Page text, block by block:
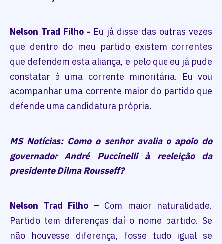
Nelson Trad Filho - Eu já disse das outras vezes
que dentro do meu partido existem correntes
que defendem esta aliança, e pelo que eu já pude
constatar é uma corrente minoritária. Eu vou
acompanhar uma corrente maior do partido que
defende uma candidatura própria.
MS Notícias: Como o senhor avalia o apoio do
governador André Puccinelli à reeleição da
presidente Dilma Rousseff?
Nelson Trad Filho – Com maior naturalidade.
Partido tem diferenças daí o nome partido. Se
não houvesse diferença, fosse tudo igual se